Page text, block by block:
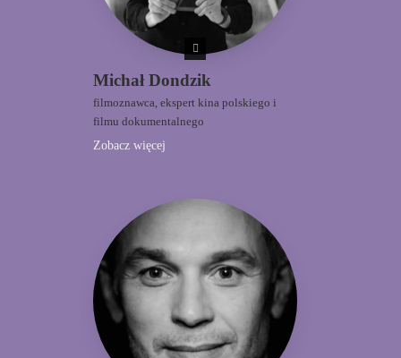
Michał Dondzik
filmoznawca, ekspert kina polskiego i
filmu dokumentalnego
Zobacz więcej